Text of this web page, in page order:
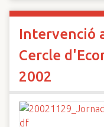
Intervenció
Cercle
2002